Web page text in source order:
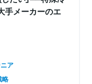
手メーカーのエ
ア
略